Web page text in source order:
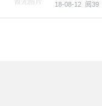
18-08-12 阅39